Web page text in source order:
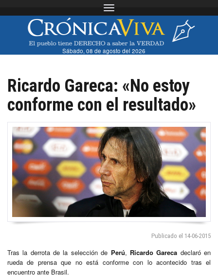
Toggle navigation
Sábado, 08 de agosto del 2026
Ricardo Gareca: «No estoy
conforme con el resultado»
Publicado el 14-06-2015
Tras la derrota de la selección de Perú, Ricardo Gareca declaró en
rueda de prensa que no está conforme con lo acontecido tras el
encuentro ante Brasil.